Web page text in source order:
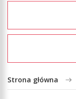
Strona główna